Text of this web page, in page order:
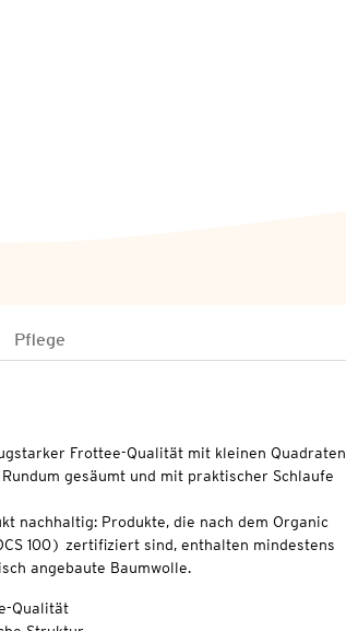
Pflege
Frottee-Qualität mit kleinen Quadraten
gesäumt und mit praktischer Schlaufe
nachhaltig: Produkte, die nach dem Organic
100) zertifiziert sind, enthalten mindestens
angebaute Baumwolle.
Qualität